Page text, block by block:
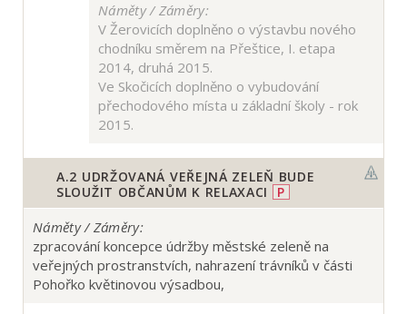
Náměty / Záměry:
V Žerovicích doplněno o výstavbu nového
chodníku směrem na Přeštice, I. etapa
2014, druhá 2015.
Ve Skočicích doplněno o vybudování
přechodového místa u základní školy - rok
2015.
A.2 UDRŽOVANÁ VEŘEJNÁ ZELEŇ BUDE
SLOUŽIT OBČANŮM K RELAXACI
P
Náměty / Záměry:
zpracování koncepce údržby městské zeleně na
veřejných prostranstvích, nahrazení trávníků v části
Pohořko květinovou výsadbou,